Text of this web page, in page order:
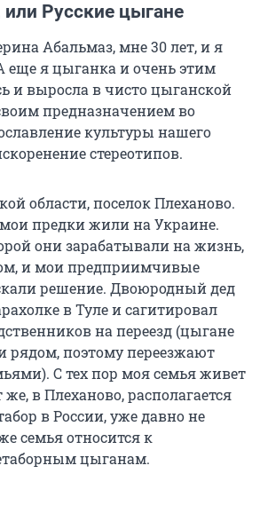
или Русские цыгане
Абальмаз, мне 30 лет, и я
еще я цыганка и очень этим
и выросла в чисто цыганской
предназначением во
культуры нашего
стереотипов.
области, поселок Плеханово.
предки жили на Украине.
они зарабатывали на жизнь,
и мои предприимчивые
решение. Двоюродный дед
в Туле и сагитировал
на переезд (цыгане
рядом, поэтому переезжают
С тех пор моя семья живет
же, в Плеханово, располагается
в России, уже давно не
семья относится к
цыганам.